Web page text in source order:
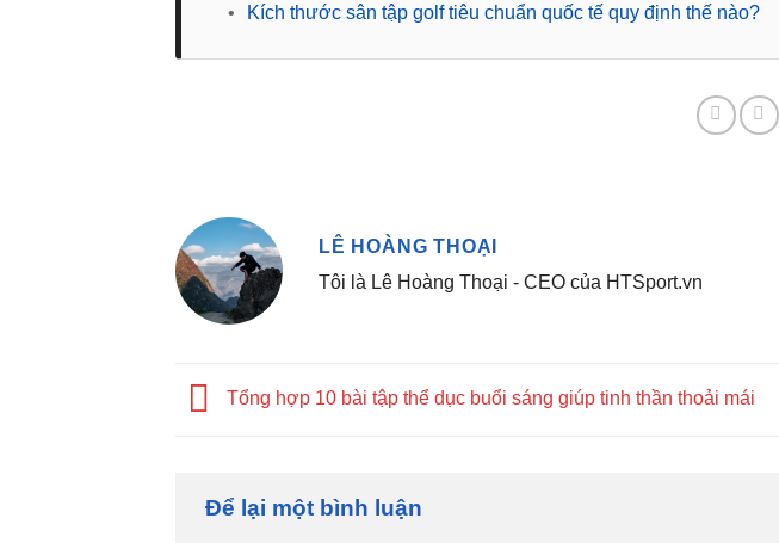
•
Kích thước sân tập golf tiêu chuẩn quốc tế quy định thế nào?
LÊ HOÀNG THOẠI
Tôi là Lê Hoàng Thoại - CEO của HTSport.vn
Tổng hợp 10 bài tập thể dục buổi sáng giúp tinh thần thoải mái
Để lại một bình luận